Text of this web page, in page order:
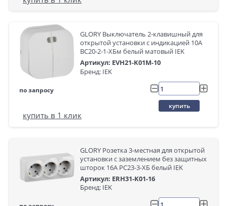
GLORY Выключатель 2-клавишный для
открытой установки с индикацией 10А
ВС20-2-1-ХБм белый матовый IEK
Артикул: EVH21-K01M-10
Бренд: IEK
по запросу
купить
купить в 1 клик
GLORY Розетка 3-местная для открытой
установки с заземлением без защитных
шторок 16А РС23-3-ХБ белый IEK
Артикул: ERH31-K01-16
Бренд: IEK